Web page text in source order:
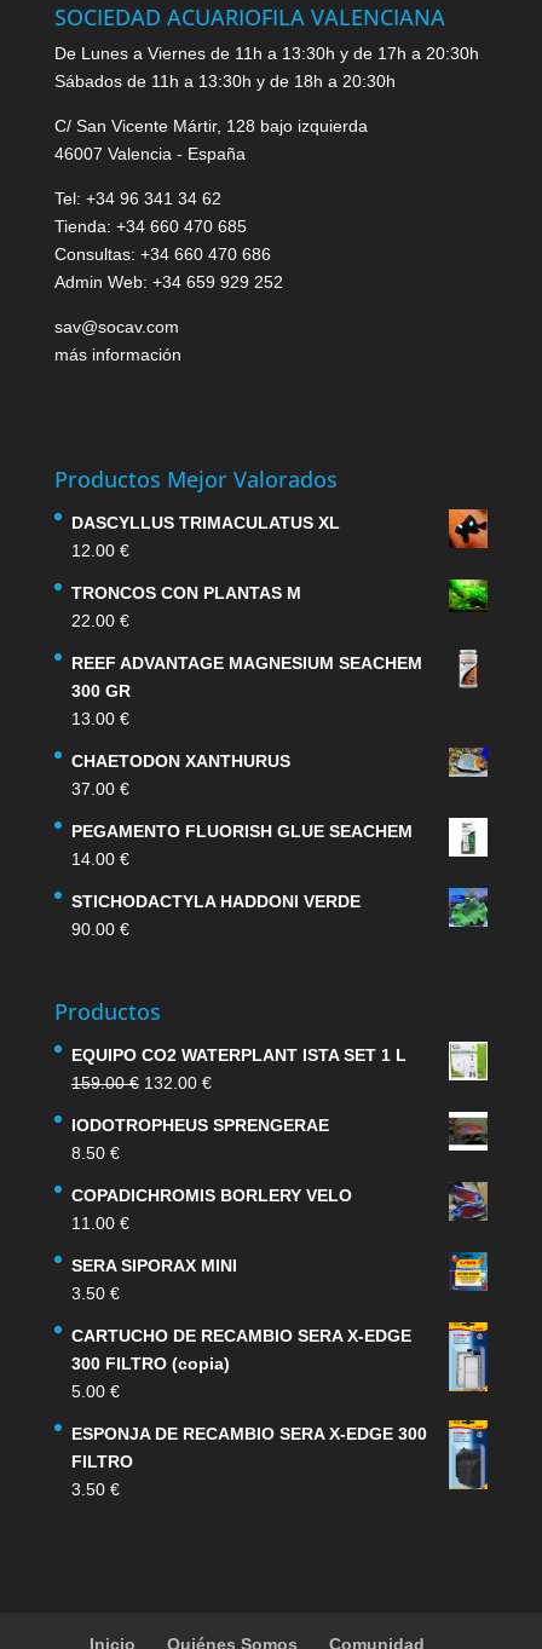
SOCIEDAD ACUARIOFILA VALENCIANA
De Lunes a Viernes de 11h a 13:30h y de 17h a 20:30h
Sábados de 11h a 13:30h y de 18h a 20:30h
C/ San Vicente Mártir, 128 bajo izquierda
46007 Valencia - España
Tel: +34 96 341 34 62
Tienda: +34 660 470 685
Consultas: +34 660 470 686
Admin Web: +34 659 929 252
sav@socav.com
más información
Productos Mejor Valorados
DASCYLLUS TRIMACULATUS XL
12.00 €
TRONCOS CON PLANTAS M
22.00 €
REEF ADVANTAGE MAGNESIUM SEACHEM
300 GR
13.00 €
CHAETODON XANTHURUS
37.00 €
PEGAMENTO FLUORISH GLUE SEACHEM
14.00 €
STICHODACTYLA HADDONI VERDE
90.00 €
Productos
EQUIPO CO2 WATERPLANT ISTA SET 1 L
159.00€ El
original
159.00 €.
132.00 €El
actual
132.00 €.
IODOTROPHEUS SPRENGERAE
8.50 €
COPADICHROMIS BORLERY VELO
11.00 €
SERA SIPORAX MINI
3.50 €
CARTUCHO DE RECAMBIO SERA X-EDGE
300 FILTRO (copia)
5.00 €
ESPONJA DE RECAMBIO SERA X-EDGE 300
FILTRO
3.50 €
Inicio Quiénes Somos Comunidad